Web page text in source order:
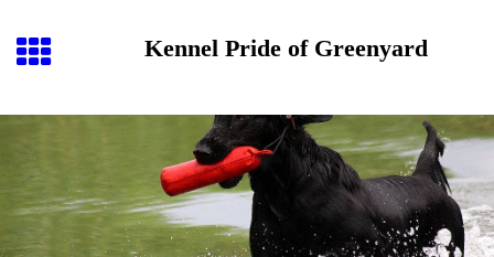
Kennel Pride of Greenyard